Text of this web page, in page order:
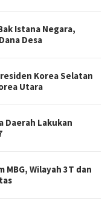
Istana Negara,
Desa
Korea Selatan
Utara
Daerah Lakukan
Wilayah 3T dan